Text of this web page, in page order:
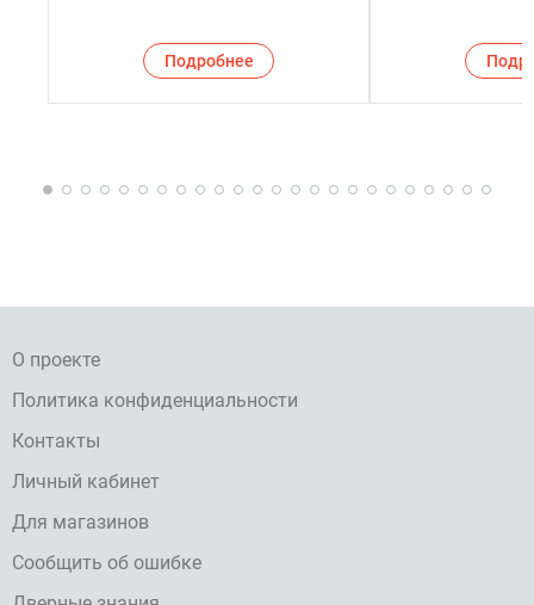
Подробнее
О проекте
Политика конфиденциальности
Контакты
Личный кабинет
Для магазинов
Сообщить об ошибке